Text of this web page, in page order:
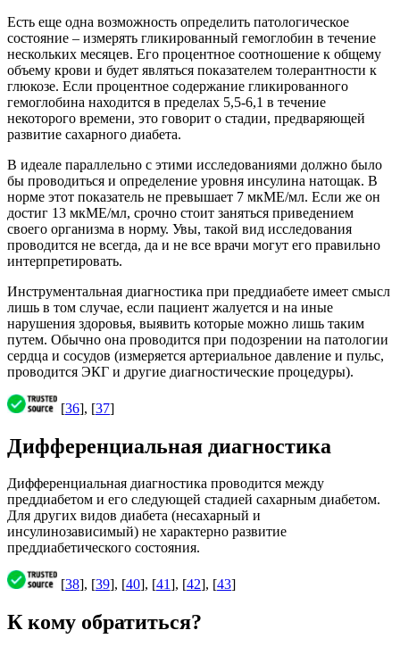
Есть еще одна возможность определить патологическое
состояние – измерять гликированный гемоглобин в течение
нескольких месяцев. Его процентное соотношение к общему
объему крови и будет являться показателем толерантности к
глюкозе. Если процентное содержание гликированного
гемоглобина находится в пределах 5,5-6,1 в течение
некоторого времени, это говорит о стадии, предваряющей
развитие сахарного диабета.
В идеале параллельно с этими исследованиями должно было
бы проводиться и определение уровня инсулина натощак. В
норме этот показатель не превышает 7 мкМЕ/мл. Если же он
достиг 13 мкМЕ/мл, срочно стоит заняться приведением
своего организма в норму. Увы, такой вид исследования
проводится не всегда, да и не все врачи могут его правильно
интерпретировать.
Инструментальная диагностика при преддиабете имеет смысл
лишь в том случае, если пациент жалуется и на иные
нарушения здоровья, выявить которые можно лишь таким
путем. Обычно она проводится при подозрении на патологии
сердца и сосудов (измеряется артериальное давление и пульс,
проводится ЭКГ и другие диагностические процедуры).
[36], [37]
Дифференциальная диагностика
Дифференциальная диагностика проводится между
преддиабетом и его следующей стадией сахарным диабетом.
Для других видов диабета (несахарный и
инсулинозависимый) не характерно развитие
преддиабетического состояния.
[38], [39], [40], [41], [42], [43]
К кому обратиться?